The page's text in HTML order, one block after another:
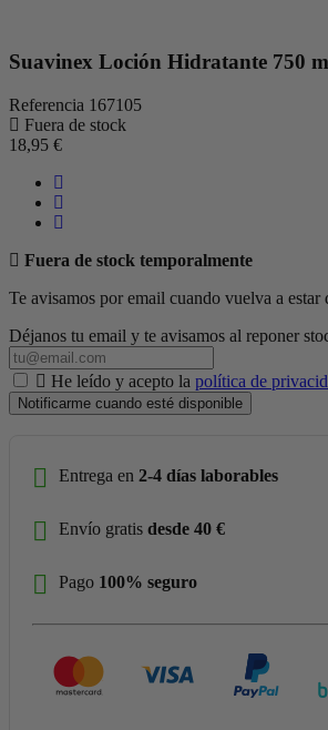
Suavinex Loción Hidratante 750
Referencia 167105
Fuera de stock
18,95 €
Fuera de stock temporalmente
Te avisamos por email cuando vuelva a estar
Déjanos tu email y te avisamos al reponer
He leído y acepto la política de
Notificarme cuando esté disponible
Entrega en 2-4 días laborables
Envío gratis desde 40 €
Pago 100% seguro